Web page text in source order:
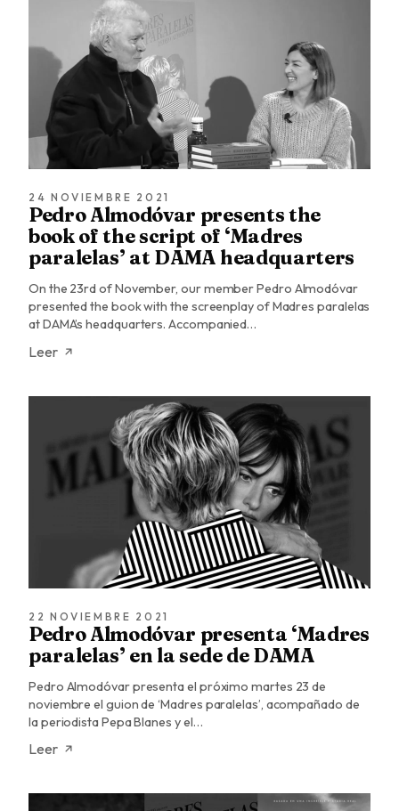
24 NOVIEMBRE 2021
Pedro Almodóvar presents the
book of the script of ‘Madres
paralelas’ at DAMA headquarters
On the 23rd of November, our member Pedro Almodóvar
presented the book with the screenplay of Madres paralelas
at DAMA’s headquarters. Accompanied…
Leer
22 NOVIEMBRE 2021
Pedro Almodóvar presenta ‘Madres
paralelas’ en la sede de DAMA
Pedro Almodóvar presenta el próximo martes 23 de
noviembre el guion de ‘Madres paralelas’, acompañado de
la periodista Pepa Blanes y el…
Leer